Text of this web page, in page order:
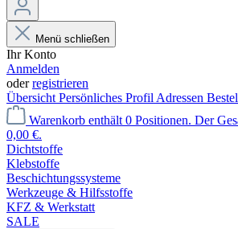
Menü schließen
Ihr Konto
Anmelden
oderregistrieren
Übersicht Persönliches Profil Adressen
Warenkorb enthält 0 Positionen. Der
0,00 €.
Dichtstoffe
Klebstoffe
Beschichtungssysteme
Werkzeuge & Hilfsstoffe
KFZ & Werkstatt
SALE